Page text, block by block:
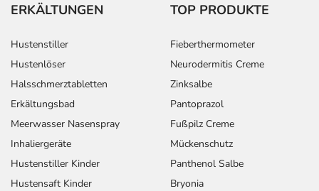
ERKÄLTUNGEN
Hustenstiller
Hustenlöser
Halsschmerztabletten
Erkältungsbad
Meerwasser Nasenspray
Inhaliergeräte
Hustenstiller Kinder
Hustensaft Kinder
TOP PRODUKTE
Fieberthermometer
Neurodermitis Creme
Zinksalbe
Pantoprazol
Fußpilz Creme
Mückenschutz
Panthenol Salbe
Bryonia